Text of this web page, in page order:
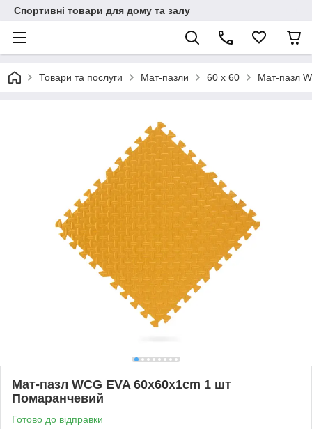
Спортивні товари для дому та залу
Товари та послуги Мат-пазли 60 х 60 Мат-пазл
Мат-пазл WCG EVA 60х60х1cm 1 шт
Помаранчевий
Готово до відправки